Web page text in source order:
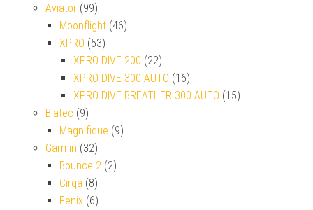
Aviator (99)
Moonflight (46)
XPRO (53)
XPRO DIVE 200 (22)
XPRO DIVE 300 AUTO (16)
XPRO DIVE BREATHER 300 AUTO (15)
Biatec (9)
Magnifique (9)
Garmin (32)
Bounce 2 (2)
Cirqa (8)
Fenix (6)